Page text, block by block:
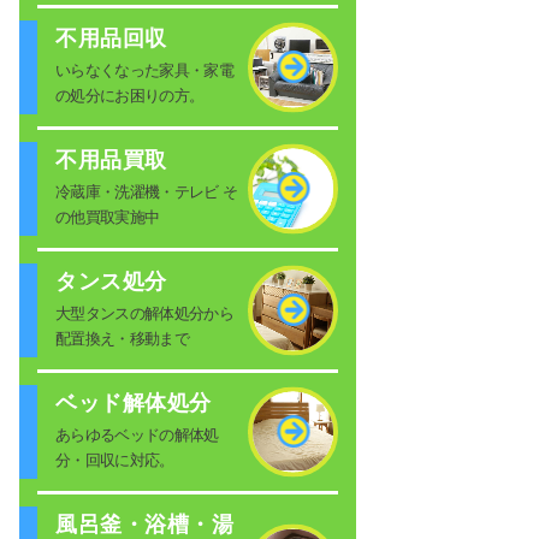
不用品回収
いらなくなった家具・家電
の処分にお困りの方。
不用品買取
冷蔵庫・洗濯機・テレビ そ
の他買取実施中
タンス処分
大型タンスの解体処分から
配置換え・移動まで
ベッド解体処分
あらゆるベッドの解体処
分・回収に対応。
風呂釜・浴槽・湯